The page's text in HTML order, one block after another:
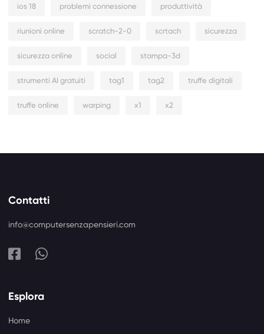
ios 18 problemi connessione produttività
riunioni online scratch-2-0 scrtach sicurezza
sicurezza online social stampa-3d
strumenti AI gratuiti tag1 tag2 truffe digitali
truffe online warping x1 x2
Contatti
info@computersenzapensieri.com
Esplora
Home